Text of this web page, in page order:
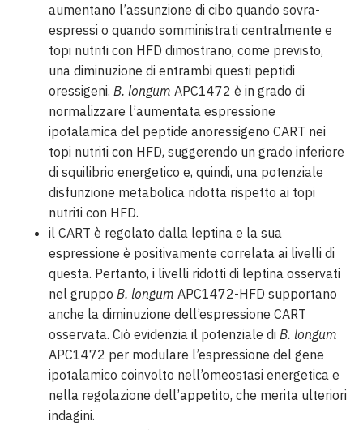
aumentano l’assunzione di cibo quando sovra-
espressi o quando somministrati centralmente e
topi nutriti con HFD dimostrano, come previsto,
una diminuzione di entrambi questi peptidi
oressigeni. B. longum APC1472 è in grado di
normalizzare l’aumentata espressione
ipotalamica del peptide anoressigeno CART nei
topi nutriti con HFD, suggerendo un grado inferiore
di squilibrio energetico e, quindi, una potenziale
disfunzione metabolica ridotta rispetto ai topi
nutriti con HFD.
il CART è regolato dalla leptina e la sua
espressione è positivamente correlata ai livelli di
questa. Pertanto, i livelli ridotti di leptina osservati
nel gruppo B. longum APC1472-HFD supportano
anche la diminuzione dell’espressione CART
osservata. Ciò evidenzia il potenziale di B. longum
APC1472 per modulare l’espressione del gene
ipotalamico coinvolto nell’omeostasi energetica e
nella regolazione dell’appetito, che merita ulteriori
indagini.